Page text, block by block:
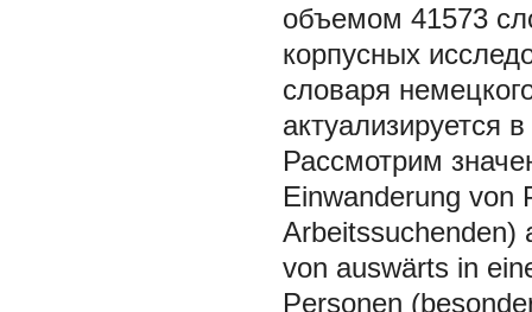
объемом 41573
корпусных
словаря
актуализируется
Рассмотрим
Einwanderung von
Arbeitssuchenden)
von auswärts in
Personen